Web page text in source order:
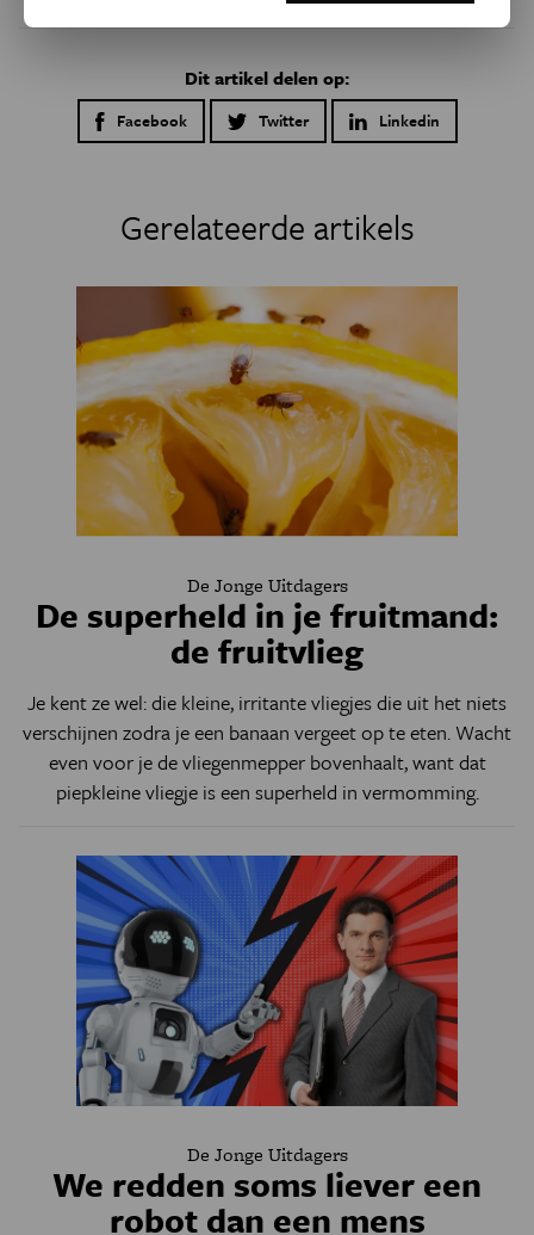
Dit artikel delen op:
Facebook Twitter Linkedin
Gerelateerde artikels
De Jonge Uitdagers
De superheld in je fruitmand:
de fruitvlieg
Je kent ze wel: die kleine, irritante vliegjes die uit het niets
verschijnen zodra je een banaan vergeet op te eten. Wacht
even voor je de vliegenmepper bovenhaalt, want dat
piepkleine vliegje is een superheld in vermomming.
De Jonge Uitdagers
We redden soms liever een
robot dan een mens